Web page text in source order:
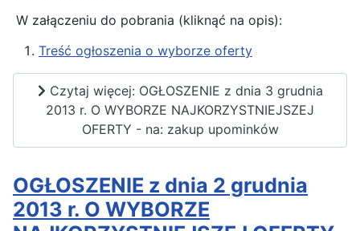
W załączeniu do pobrania (kliknąć na opis):
Treść ogłoszenia o wyborze oferty
Czytaj więcej: OGŁOSZENIE z dnia 3 grudnia
2013 r. O WYBORZE NAJKORZYSTNIEJSZEJ
OFERTY - na: zakup upominków
OGŁOSZENIE z dnia 2 grudnia
2013 r. O WYBORZE